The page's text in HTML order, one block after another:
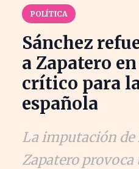
POLÍTICA
Sánchez
a Zapatero
crítico para
española
La imputación de
Zapatero